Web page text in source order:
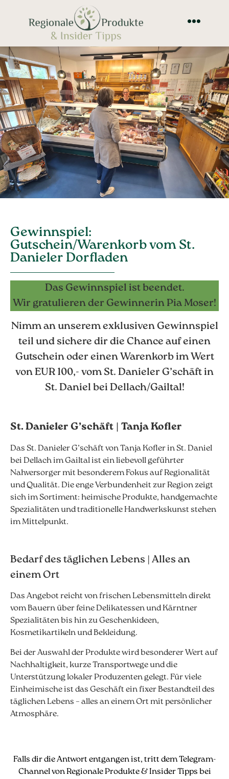
Gewinnspiel:
Gutschein/Warenkorb vom St.
Danieler Dorfladen
Das Gewinnspiel ist beendet.
Wir gratulieren der Gewinnerin Pia Moser!
Nimm an unserem exklusiven Gewinnspiel
teil und sichere dir die Chance auf einen
Gutschein oder einen Warenkorb im Wert
von EUR 100,- vom St. Danieler G’schäft in
St. Daniel bei Dellach/Gailtal!
St. Danieler G’schäft | Tanja Kofler
Das St. Danieler G’schäft von Tanja Kofler in St. Daniel
bei Dellach im Gailtal ist ein liebevoll geführter
Nahversorger mit besonderem Fokus auf Regionalität
und Qualität. Die enge Verbundenheit zur Region zeigt
sich im Sortiment: heimische Produkte, handgemachte
Spezialitäten und traditionelle Handwerkskunst stehen
im Mittelpunkt.
Bedarf des täglichen Lebens | Alles an
einem Ort
Das Angebot reicht von frischen Lebensmitteln direkt
vom Bauern über feine Delikatessen und Kärntner
Spezialitäten bis hin zu Geschenkideen,
Kosmetikartikeln und Bekleidung.
Bei der Auswahl der Produkte wird besonderer Wert auf
Nachhaltigkeit, kurze Transportwege und die
Unterstützung lokaler Produzenten gelegt. Für viele
Einheimische ist das Geschäft ein fixer Bestandteil des
täglichen Lebens – alles an einem Ort mit persönlicher
Atmosphäre.
Falls dir die Antwort entgangen ist, tritt dem Telegram-
Channel von Regionale Produkte & Insider Tipps bei